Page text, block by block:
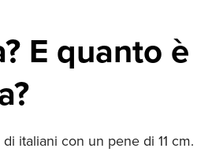
E quanto è
italiani con un pene di 11 cm.